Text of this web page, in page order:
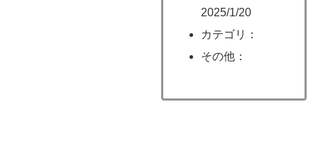
2025/1/20
カテゴリ：
その他：